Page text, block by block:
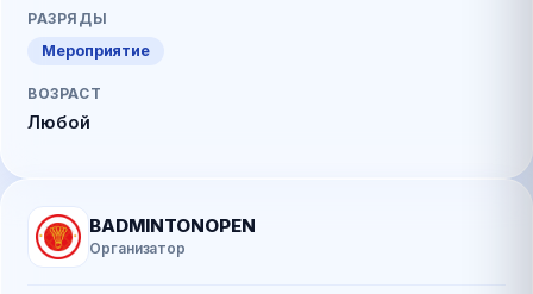
РАЗРЯДЫ
Мероприятие
ВОЗРАСТ
Любой
BADMINTONOPEN
Организатор